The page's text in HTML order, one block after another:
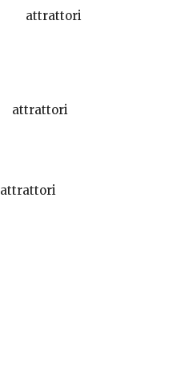
attrattori
attrattori
attrattori